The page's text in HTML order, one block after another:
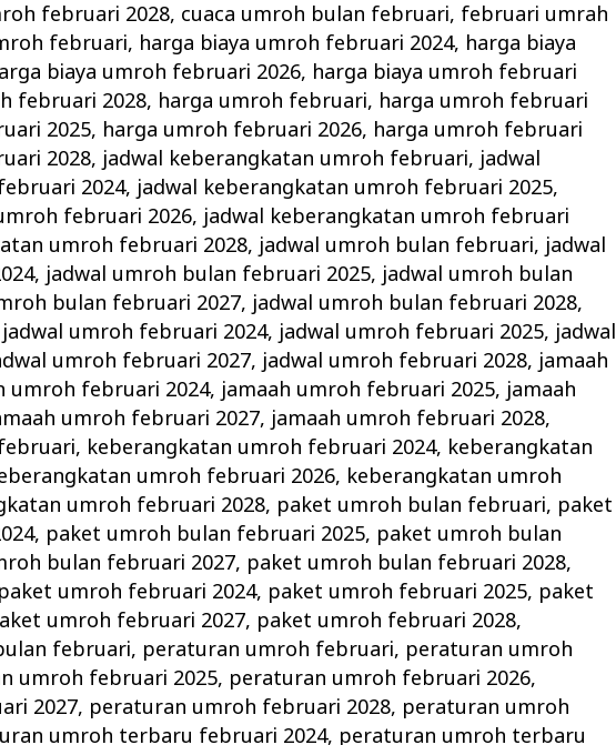
februari 2028, cuaca umroh bulan februari, februari umrah
februari, harga biaya umroh februari 2024, harga biaya
biaya umroh februari 2026, harga biaya umroh februari
februari 2028, harga umroh februari, harga umroh februari
2025, harga umroh februari 2026, harga umroh februari
2028, jadwal keberangkatan umroh februari, jadwal
2024, jadwal keberangkatan umroh februari 2025,
februari 2026, jadwal keberangkatan umroh februari
umroh februari 2028, jadwal umroh bulan februari, jadwal
, jadwal umroh bulan februari 2025, jadwal umroh bulan
bulan februari 2027, jadwal umroh bulan februari 2028,
jadwal umroh februari 2024, jadwal umroh februari 2025, jadwal
umroh februari 2027, jadwal umroh februari 2028, jamaah
umroh februari 2024, jamaah umroh februari 2025, jamaah
umroh februari 2027, jamaah umroh februari 2028,
, keberangkatan umroh februari 2024, keberangkatan
umroh februari 2026, keberangkatan umroh
umroh februari 2028, paket umroh bulan februari, paket
, paket umroh bulan februari 2025, paket umroh bulan
bulan februari 2027, paket umroh bulan februari 2028,
paket umroh februari 2024, paket umroh februari 2025, paket
umroh februari 2027, paket umroh februari 2028,
februari, peraturan umroh februari, peraturan umroh
umroh februari 2025, peraturan umroh februari 2026,
2027, peraturan umroh februari 2028, peraturan umroh
umroh terbaru februari 2024, peraturan umroh terbaru